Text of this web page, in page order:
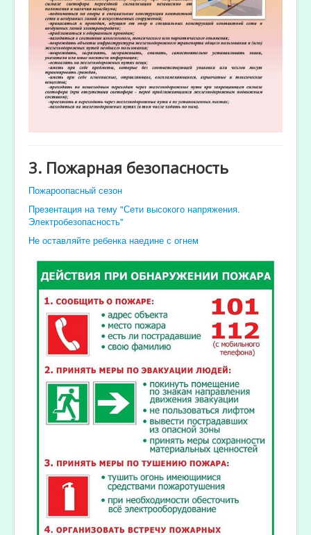
3. Пожарная безопасность
Пожароопасный сезон
Презентация на тему "Сети высокого напряжения.
Электробезопасность"
Не оставляйте ребенка наедине с огнем